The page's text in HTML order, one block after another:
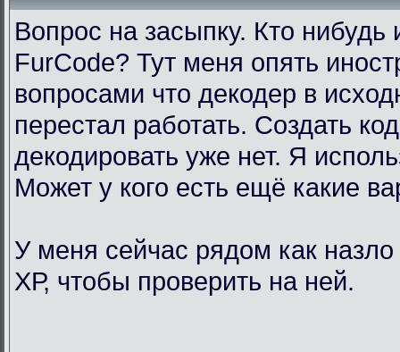
Вопрос на засыпку. Кто нибудь
FurCode? Тут меня опять
вопросами что декодер в
перестал работать. Создать
декодировать уже нет. Я
Может у кого есть ещё какие
У меня сейчас рядом как
ХР, чтобы проверить на ней.